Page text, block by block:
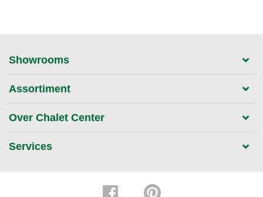
Showrooms
Assortiment
Over Chalet Center
Services